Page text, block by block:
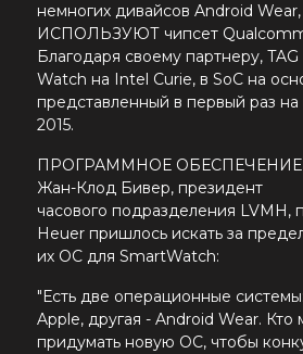
немногих дивайсов Android
ИСПОЛЬЗУЮТ чипсет
Благодаря своему партнеру,
Watch на Intel Curie, в SoC на
представленный в первый раз на
2015.
ПРОГРАММНОЕ ОБЕСПЕЧЕНИЕ
Жан-Клод Бивер, президент
часового подразделения LVMH,
Heuer пришлось искать за
их ОС для SmartWatch:
"Есть две операционные
Apple, другая - Android Wear. Кто
придумать новую ОС, чтобы